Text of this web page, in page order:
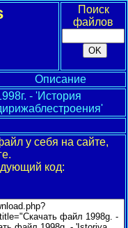
Поиск
файлов
Описание
- 'История
у себя на сайте,
код: